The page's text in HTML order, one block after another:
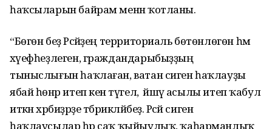
һаҡсыларын байрам менән ҡотланы.
“Бөгөн беҙ Рәсәйҙең территориаль бөтөнлөгөн һәм
хәүефһеҙлеген, граждандарыбыҙҙың
тыныслығын һаҡлаған, ватан сиген һаҡлауҙы
ябай һөнәр итеп кенә түгел, ә йәшәү асылы итеп ҡабул
иткән хәрбиҙәрҙе тәбрикләйбеҙ. Рәсәй сиген
һаҡлаусылар һәр саҡ ҡыйыулыҡ, ҡаһарманлыҡ